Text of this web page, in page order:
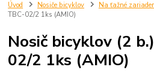
Úvod Nosiče bicyklov Na ťažné
TBC-02/2 1ks (AMIO)
Nosič bicyklov (2
02/2 1ks (AMIO)